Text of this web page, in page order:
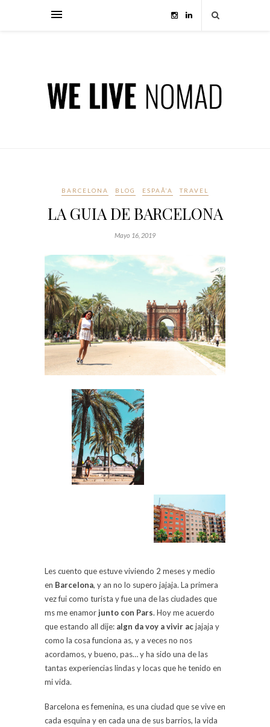
BARCELONA BLOG ESPAÃ‘A TRAVEL
LA GUIA DE BARCELONA
Mayo 16, 2019
Les cuento que estuve viviendo 2 meses y medio
en Barcelona, y an no lo supero jajaja. La primera
vez fui como turista y fue una de las ciudades que
ms me enamor junto con Pars. Hoy me acuerdo
que estando all dije: algn da voy a vivir acjajaja y
como la cosa funciona as, y a veces no nos
acordamos, y bueno, pas… y ha sido una de las
tantas experiencias lindas y locas que he tenido en
mi vida.
Barcelona es femenina, es una ciudad que se vive en
cada esquina y en cada una de sus barrios, la vida